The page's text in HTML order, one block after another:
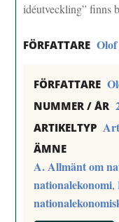
idéutveckling” finns
FÖRFATTARE
FÖRFATTARE
NUMMER / ÅR
ARTIKELTYP
ÄMNE
A. Allmänt om
nationalekonomi,